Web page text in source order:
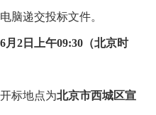
脑递交投标文件。
月2日上午09:30（北京时
标地点为北京市西城区宣